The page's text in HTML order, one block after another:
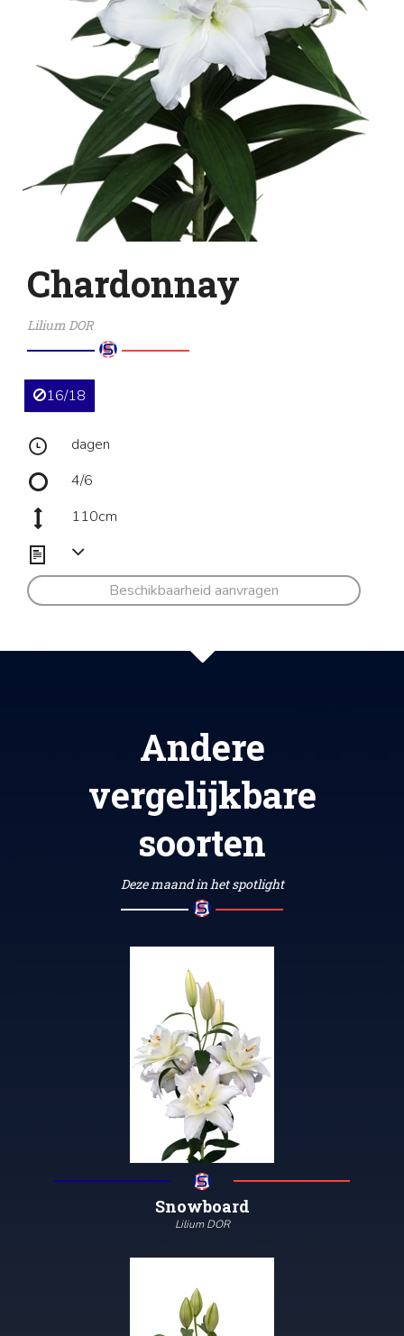
Chardonnay
Lilium DOR
16/18
dagen
4/6
110cm
Beschikbaarheid aanvragen
Andere
vergelijkbare
soorten
Deze maand in het spotlight
Snowboard
Lilium DOR
12/14
2/4